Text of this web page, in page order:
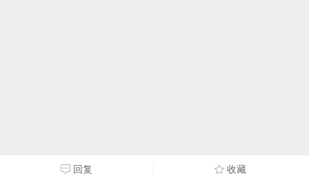
回复 收藏